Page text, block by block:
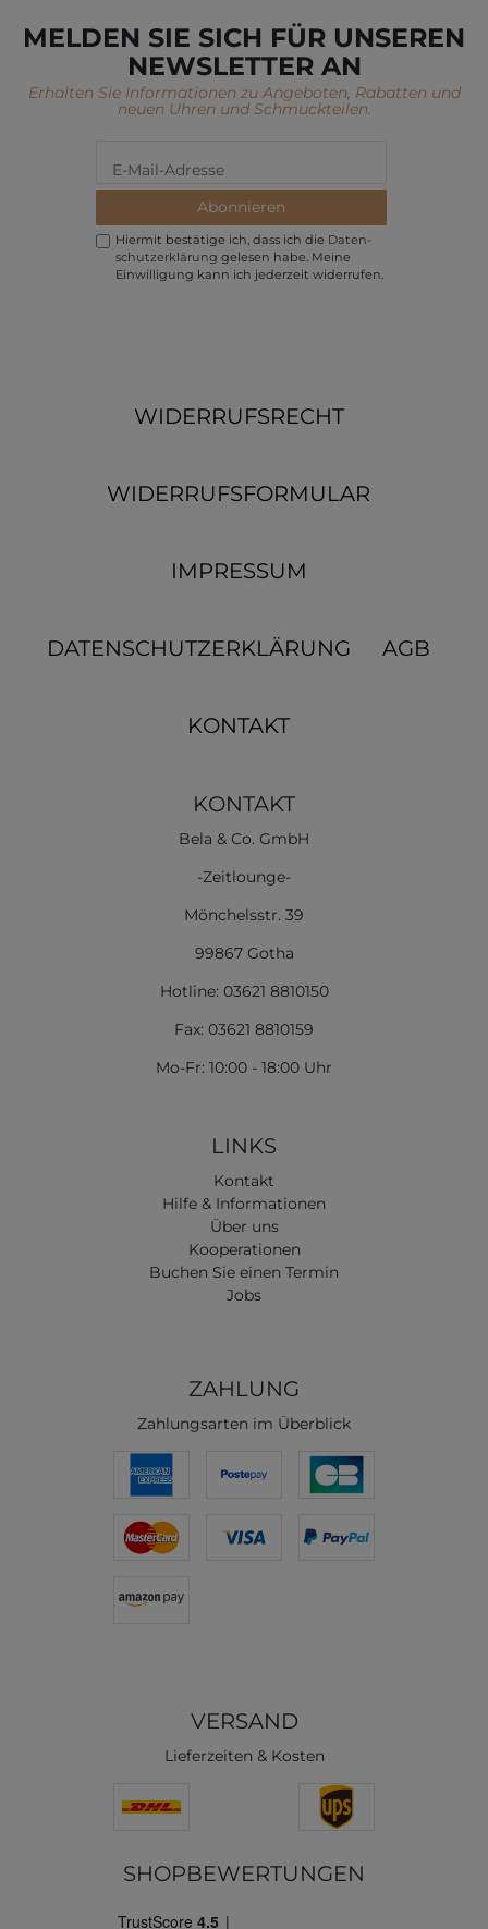
MELDEN SIE SICH FÜR UNSEREN
NEWSLETTER AN
Erhalten Sie Informationen zu Angeboten, Rabatten und
neuen Uhren und Schmuckteilen.
Abonnieren
Hiermit bestätige ich, dass ich die Daten­
schutz­erklärung gelesen habe. Meine
Einwilligung kann ich jederzeit widerrufen.
WIDERRUFSRECHT
WIDERRUFSFORMULAR
IMPRESSUM
DATENSCHUTZERKLÄRUNG AGB
KONTAKT
KONTAKT
Bela & Co. GmbH
-Zeitlounge-
Mönchelsstr. 39
99867 Gotha
Hotline: 03621 8810150
Fax: 03621 8810159
Mo-Fr: 10:00 - 18:00 Uhr
LINKS
Kontakt
Hilfe & Informationen
Über uns
Kooperationen
Buchen Sie einen Termin
Jobs
ZAHLUNG
Zahlungsarten im Überblick
VERSAND
Lieferzeiten & Kosten
SHOPBEWERTUNGEN